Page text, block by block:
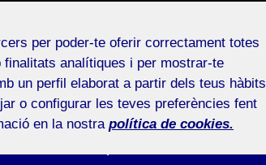
TRANCHE]
per poder-te oferir correctament totes
analítiques i per mostrar-te
un perfil elaborat a partir dels teus hàbits
o configurar les teves preferències fent
en la nostra política de cookies.